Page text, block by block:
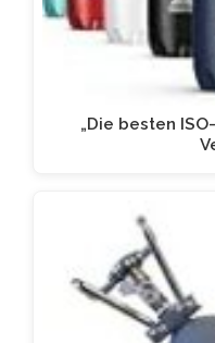
„Die besten